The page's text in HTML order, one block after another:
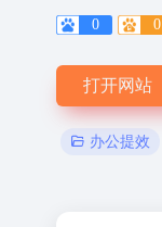
0 0
打开网站
办公提效